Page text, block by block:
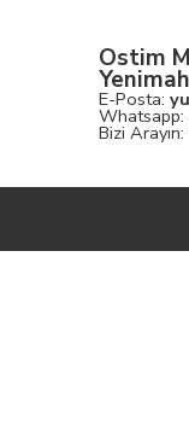
Ostim
E-Posta:
Whatsapp:
Bizi Arayın: